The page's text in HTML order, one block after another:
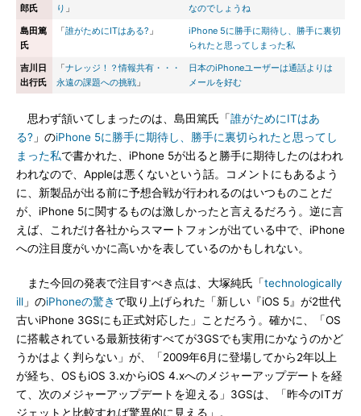
郎氏
り 」
なのでしょうね
島田篤
氏
「誰がためにITはある? 」
iPhone 5に勝手に期待し、勝手に裏切
られたと思ってしまった私
吉川日
出行氏
「ナレッジ！？情報共有・・・
永遠の課題への挑戦 」
日本のiPhoneユーザーは通話よりは
メールを好む
思わず頷いてしまったのは、島田篤氏「誰がためにITはあ
る? 」のiPhone 5に勝手に期待し、勝手に裏切られたと思ってし
まった私で書かれた、iPhone 5が出ると勝手に期待したのはわれ
われなので、Appleは悪くないという話。コメントにもあるよう
に、新製品が出る前に予想合戦が行われるのはいつものことだ
が、iPhone 5に関するものは激しかったと言えるだろう。逆に言
えば、これだけ各社からスマートフォンが出ている中で、iPhone
への注目度がいかに高いかを表しているのかもしれない。
また今回の発表で注目すべき点は、大塚純氏「technologically
ill 」のiPhoneの驚き で取り上げられた「新しい『iOS 5』が2世代
古いiPhone 3GSにも正式対応した」ことだろう。確かに、「OS
に搭載されている最新技術すべてが3GSでも実用にかなうのかど
うかはよく判らない」が、「2009年6月に登場してから2年以上
が経ち、OSもiOS 3.xからiOS 4.xへのメジャーアップデートを経
て、次のメジャーアップデートを迎える」3GSは、「昨今のITガ
ジェットと比較すれば驚異的に見える」。